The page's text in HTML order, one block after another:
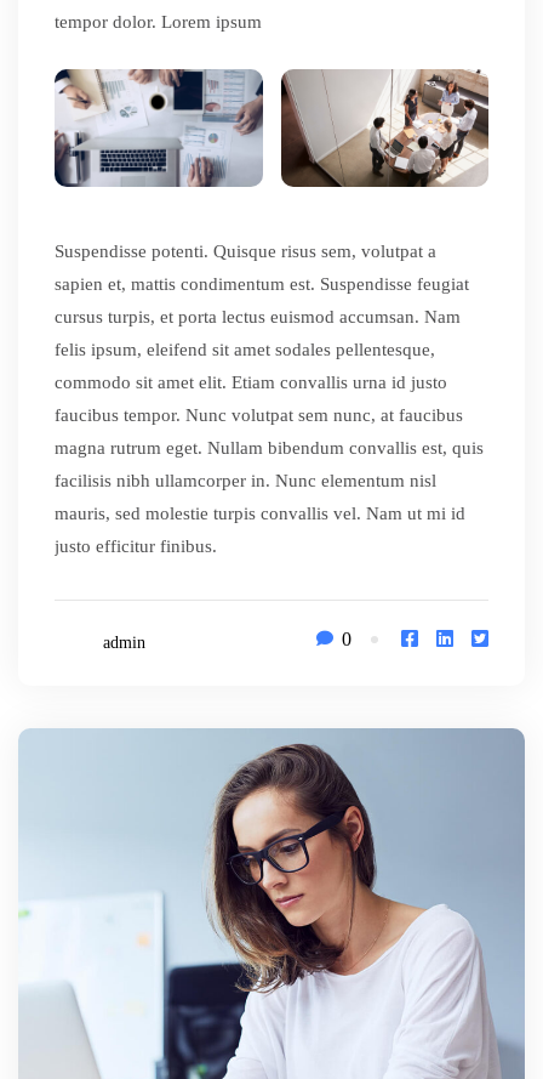
tempor dolor. Lorem ipsum
Suspendisse potenti. Quisque risus sem, volutpat a
sapien et, mattis condimentum est. Suspendisse feugiat
cursus turpis, et porta lectus euismod accumsan. Nam
felis ipsum, eleifend sit amet sodales pellentesque,
commodo sit amet elit. Etiam convallis urna id justo
faucibus tempor. Nunc volutpat sem nunc, at faucibus
magna rutrum eget. Nullam bibendum convallis est, quis
facilisis nibh ullamcorper in. Nunc elementum nisl
mauris, sed molestie turpis convallis vel. Nam ut mi id
justo efficitur finibus.
admin 0